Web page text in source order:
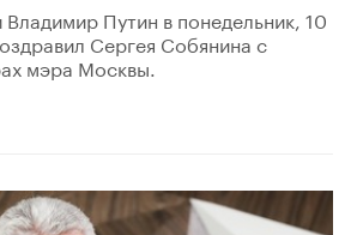
Путин в понедельник, 10
Сергея Собянина с
мэра Москвы.